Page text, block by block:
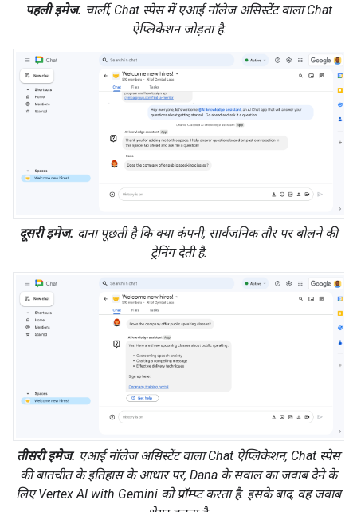
पहली इमेज. चार्ली, Chat स्पेस में एआई नॉलेज असिस्टेंट वाला Chat
ऐप्लिकेशन जोड़ता है.
दूसरी इमेज. दाना पूछती है कि क्या कंपनी, सार्वजनिक तौर पर बोलने की
ट्रेनिंग देती है.
तीसरी इमेज. एआई नॉलेज असिस्टेंट वाला Chat ऐप्लिकेशन, Chat स्पेस
की बातचीत के इतिहास के आधार पर, Dana के सवाल का जवाब देने के
लिए Vertex AI with Gemini को प्रॉम्प्ट करता है. इसके बाद, वह जवाब